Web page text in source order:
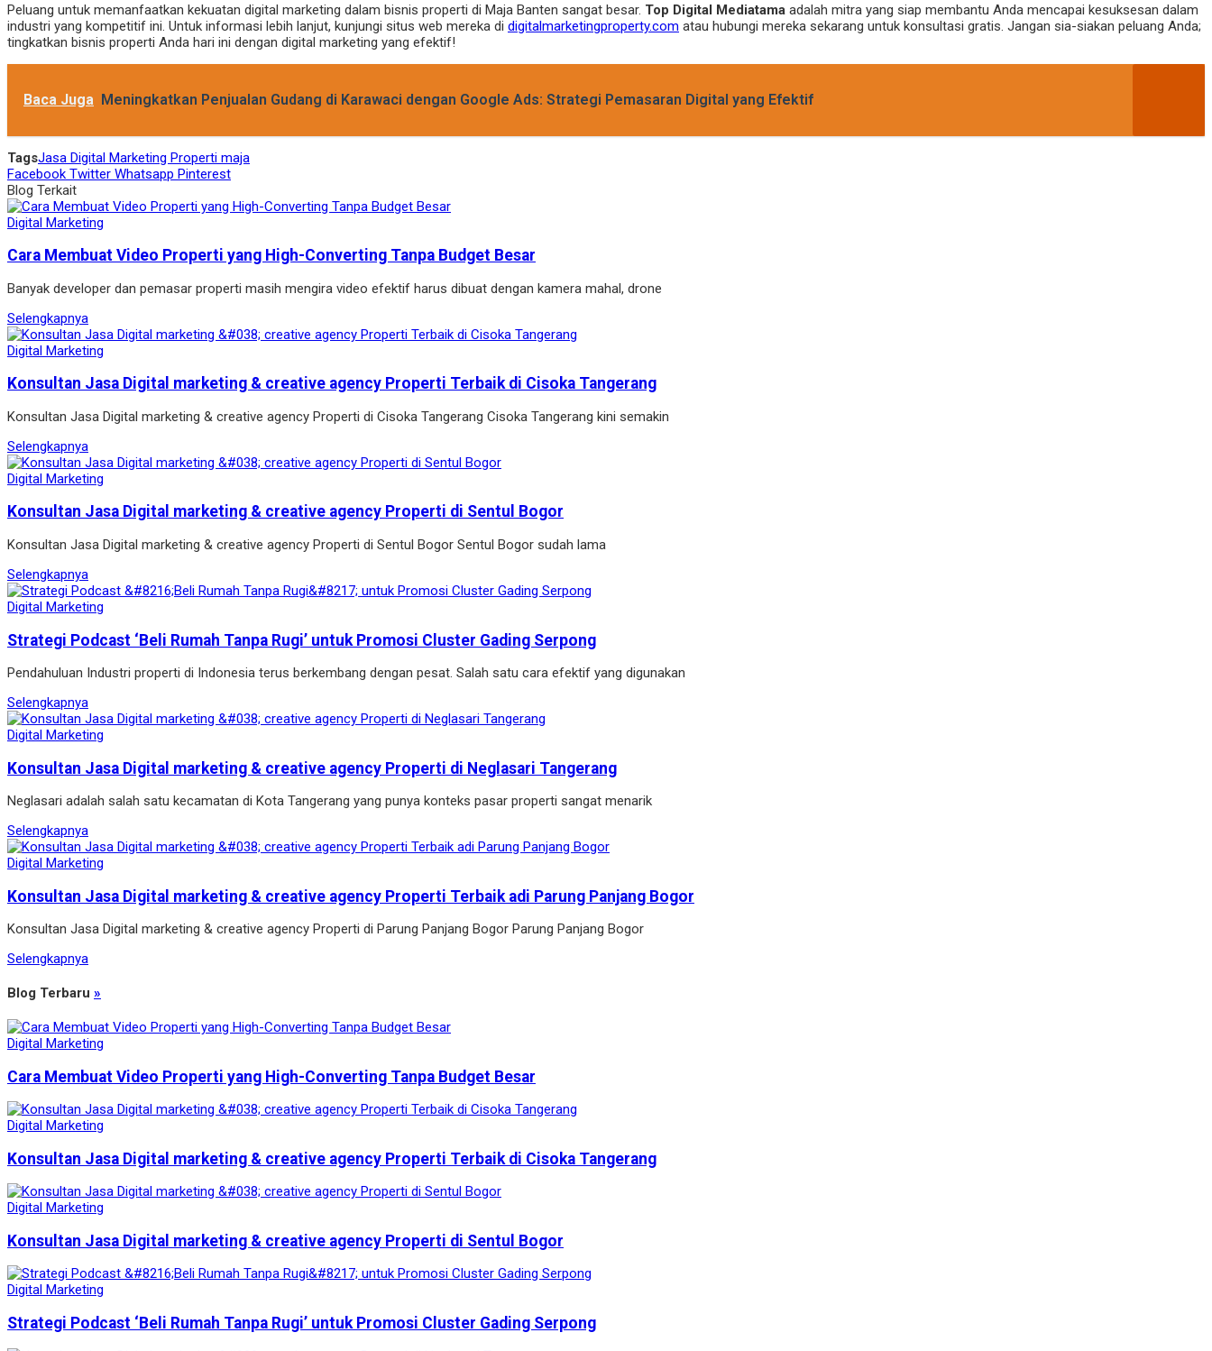
Peluang untuk memanfaatkan kekuatan digital marketing dalam bisnis properti di Maja Banten sangat besar. Top Digital Mediatama adalah mitra yang siap membantu Anda mencapai kesuksesan dalam
industri yang kompetitif ini. Untuk informasi lebih lanjut, kunjungi situs web mereka di digitalmarketingproperty.com atau hubungi mereka sekarang untuk konsultasi gratis. Jangan sia-siakan peluang Anda;
tingkatkan bisnis properti Anda hari ini dengan digital marketing yang efektif!
Baca Juga Meningkatkan Penjualan Gudang di Karawaci dengan Google Ads: Strategi Pemasaran Digital yang Efektif
TagsJasa Digital Marketing Properti maja
Facebook Twitter Whatsapp Pinterest
Blog Terkait
Digital Marketing
Cara Membuat Video Properti yang High-Converting Tanpa Budget Besar
Banyak developer dan pemasar properti masih mengira video efektif harus dibuat dengan kamera mahal, drone
Selengkapnya
Digital Marketing
Konsultan Jasa Digital marketing & creative agency Properti Terbaik di Cisoka Tangerang
Konsultan Jasa Digital marketing & creative agency Properti di Cisoka Tangerang Cisoka Tangerang kini semakin
Selengkapnya
Digital Marketing
Konsultan Jasa Digital marketing & creative agency Properti di Sentul Bogor
Konsultan Jasa Digital marketing & creative agency Properti di Sentul Bogor Sentul Bogor sudah lama
Selengkapnya
Digital Marketing
Strategi Podcast ‘Beli Rumah Tanpa Rugi’ untuk Promosi Cluster Gading Serpong
Pendahuluan Industri properti di Indonesia terus berkembang dengan pesat. Salah satu cara efektif yang digunakan
Selengkapnya
Digital Marketing
Konsultan Jasa Digital marketing & creative agency Properti di Neglasari Tangerang
Neglasari adalah salah satu kecamatan di Kota Tangerang yang punya konteks pasar properti sangat menarik
Selengkapnya
Digital Marketing
Konsultan Jasa Digital marketing & creative agency Properti Terbaik adi Parung Panjang Bogor
Konsultan Jasa Digital marketing & creative agency Properti di Parung Panjang Bogor Parung Panjang Bogor
Selengkapnya
Blog Terbaru »
Digital Marketing
Cara Membuat Video Properti yang High-Converting Tanpa Budget Besar
Digital Marketing
Konsultan Jasa Digital marketing & creative agency Properti Terbaik di Cisoka Tangerang
Digital Marketing
Konsultan Jasa Digital marketing & creative agency Properti di Sentul Bogor
Digital Marketing
Strategi Podcast ‘Beli Rumah Tanpa Rugi’ untuk Promosi Cluster Gading Serpong